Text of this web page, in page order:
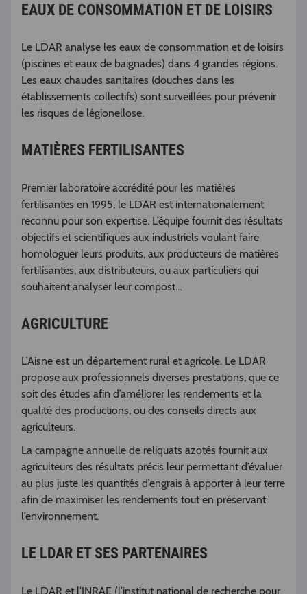
EAUX DE CONSOMMATION ET DE LOISIRS
Le LDAR analyse les eaux de consommation et de loisirs
(piscines et eaux de baignades) dans 4 grandes régions.
Les eaux chaudes sanitaires (douches dans les
établissements collectifs) sont surveillées pour prévenir
les risques de légionellose.
MATIÈRES FERTILISANTES
Premier laboratoire accrédité pour les matières
fertilisantes en 1995, le LDAR est internationalement
reconnu pour son expertise. L’équipe fournit des résultats
objectifs et scientifiques aux industriels voulant faire
homologuer leurs produits, aux producteurs de matières
fertilisantes, aux distributeurs, ou aux particuliers qui
souhaitent analyser leur compost…
AGRICULTURE
L’Aisne est un département rural et agricole. Le LDAR
propose aux professionnels diverses prestations, que ce
soit des études afin d’améliorer les rendements et la
qualité des productions, ou des conseils directs aux
agriculteurs.
La campagne annuelle de reliquats azotés fournit aux
agriculteurs des résultats précis leur permettant d’évaluer
au plus juste les quantités d’engrais à apporter à leur terre
afin de maximiser les rendements tout en préservant
l’environnement.
LE LDAR ET SES PARTENAIRES
Le LDAR et l’INRAE (l’institut national de recherche pour